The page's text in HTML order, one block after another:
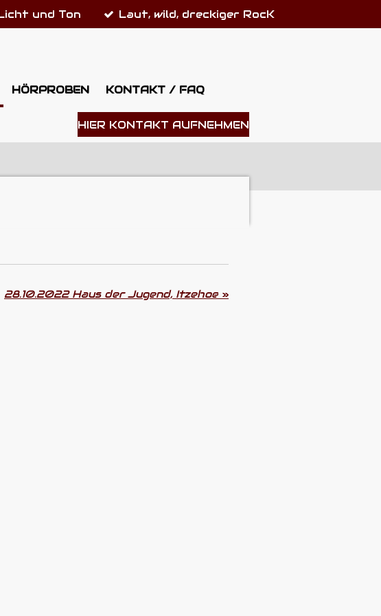
und Ton Laut, wild, dreckiger RocK
HÖRPROBEN KONTAKT / FAQ
HIER KONTAKT AUFNEHMEN
28.10.2022 Haus der Jugend, Itzehoe »